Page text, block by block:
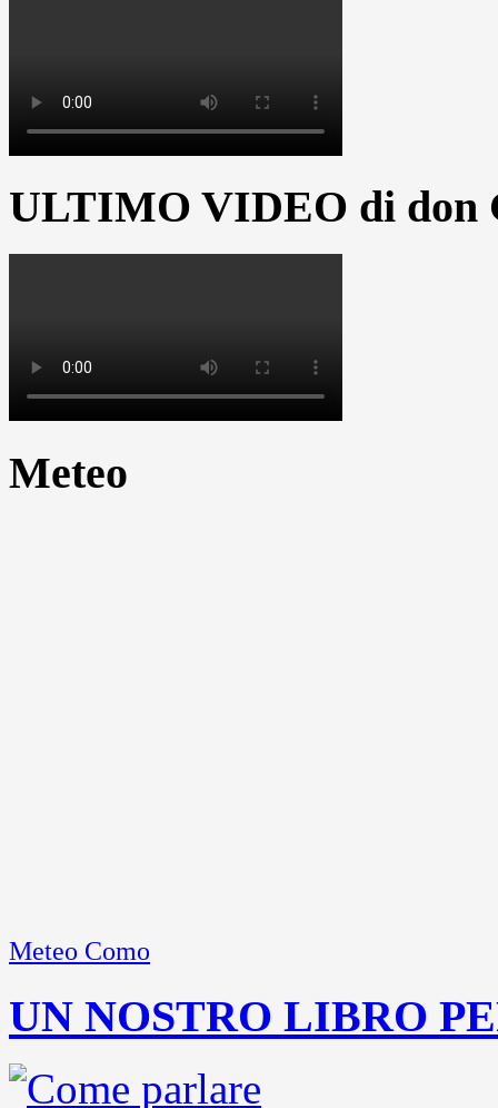
ULTIMO VIDEO di don
Meteo
Meteo Como
UN NOSTRO LIBRO